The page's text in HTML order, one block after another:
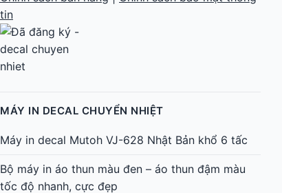
MÁY IN DECAL CHUYỂN NHIỆT
Bộ máy in áo thun màu đen – áo thun đậm màu
tốc độ nhanh, cực đẹp
Máy in decal MUTOH XPERJET 1682SR mực dầu
in cực đẹp 87m²/giờ